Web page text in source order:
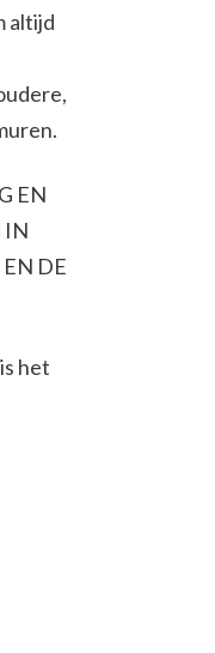
altijd
EN
IN
DE
het